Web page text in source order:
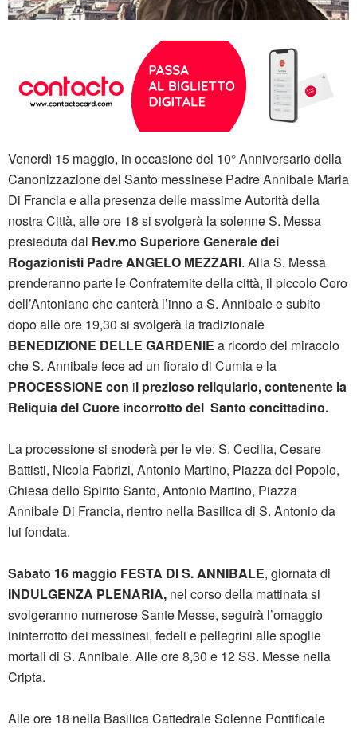
Venerdì 15 maggio, in occasione del 10° Anniversario della
Canonizzazione del Santo messinese Padre Annibale Maria
Di Francia e alla presenza delle massime Autorità della
nostra Città, alle ore 18 si svolgerà la solenne S. Messa
presieduta dal Rev.mo Superiore Generale dei
Rogazionisti Padre ANGELO MEZZARI. Alla S. Messa
prenderanno parte le Confraternite della città, il piccolo Coro
dell’Antoniano che canterà l’inno a S. Annibale e subito
dopo alle ore 19,30 si svolgerà la tradizionale
BENEDIZIONE DELLE GARDENIE a ricordo del miracolo
che S. Annibale fece ad un fioraio di Cumia e la
PROCESSIONE con il prezioso reliquiario, contenente la
Reliquia del Cuore incorrotto del Santo concittadino.
La processione si snoderà per le vie: S. Cecilia, Cesare
Battisti, Nicola Fabrizi, Antonio Martino, Piazza del Popolo,
Chiesa dello Spirito Santo, Antonio Martino, Piazza
Annibale Di Francia, rientro nella Basilica di S. Antonio da
lui fondata.
Sabato 16 maggio FESTA DI S. ANNIBALE, giornata di
INDULGENZA PLENARIA, nel corso della mattinata si
svolgeranno numerose Sante Messe, seguirà l’omaggio
ininterrotto dei messinesi, fedeli e pellegrini alle spoglie
mortali di S. Annibale. Alle ore 8,30 e 12 SS. Messe nella
Cripta.
Alle ore 18 nella Basilica Cattedrale Solenne Pontificale